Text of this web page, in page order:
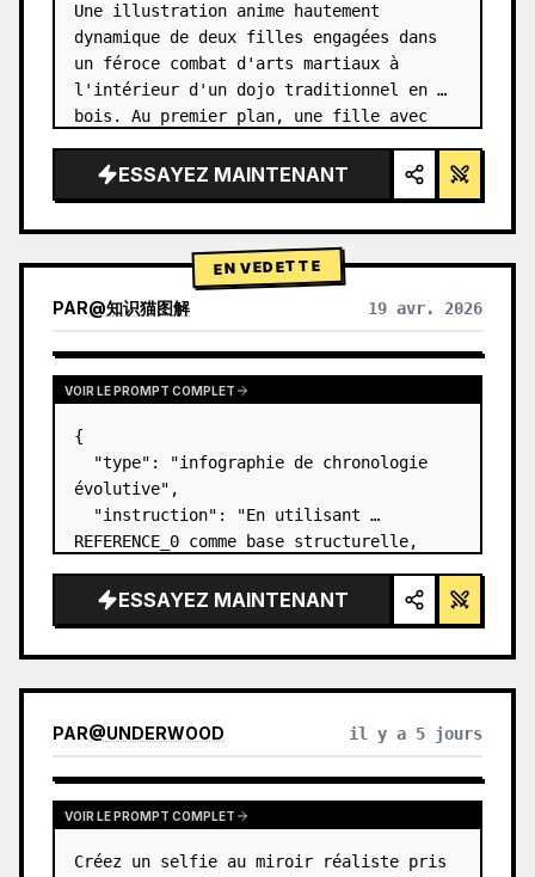
Une illustration anime hautement
dynamique de deux filles engagées dans
un féroce combat d'arts martiaux à
l'intérieur d'un dojo traditionnel en
bois. Au premier plan, une fille avec
default="des cheveux noirs en chignon
haut…
ESSAYEZ MAINTENANT
EN VEDETTE
PAR@知识猫图解 19 avr. 2026
VOIR LE PROMPT COMPLET
{
  "type": "infographie de chronologie
évolutive",
  "instruction": "En utilisant
REFERENCE_0 comme base structurelle,
une infographie 3D hautement réaliste.
Remplacez les rampes lisses par des
ESSAYEZ MAINTENANT
PAR@UNDERWOOD il y a 5 jours
VOIR LE PROMPT COMPLET
Créez un selfie au miroir réaliste pris